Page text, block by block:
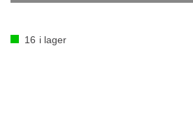
16 i lager